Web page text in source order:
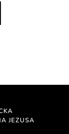
JEZUSA